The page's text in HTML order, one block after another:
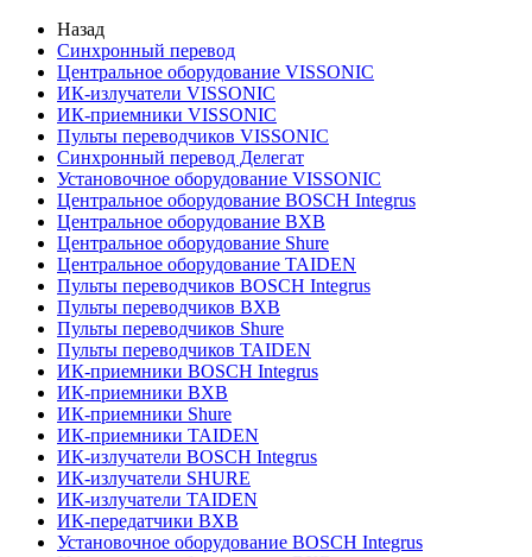
Назад
Синхронный перевод
Центральное оборудование VISSONIC
ИК-излучатели VISSONIC
ИК-приемники VISSONIC
Пульты переводчиков VISSONIC
Синхронный перевод Делегат
Установочное оборудование VISSONIC
Центральное оборудование BOSCH Integrus
Центральное оборудование BXB
Центральное оборудование Shure
Центральное оборудование TAIDEN
Пульты переводчиков BOSCH Integrus
Пульты переводчиков BXB
Пульты переводчиков Shure
Пульты переводчиков TAIDEN
ИК-приемники BOSCH Integrus
ИК-приемники BXB
ИК-приемники Shure
ИК-приемники TAIDEN
ИК-излучатели BOSCH Integrus
ИК-излучатели SHURE
ИК-излучатели TAIDEN
ИК-передатчики BXB
Установочное оборудование BOSCH Integrus